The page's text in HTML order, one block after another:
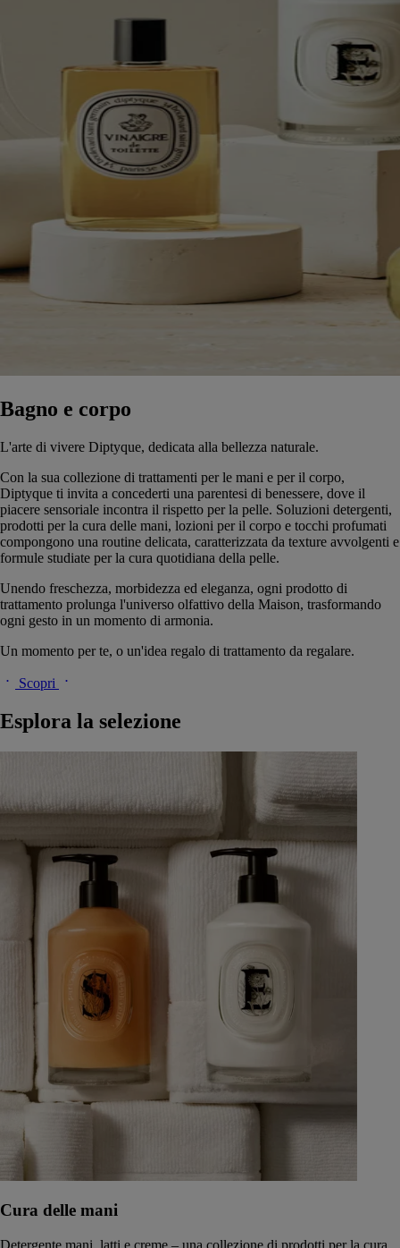
Bagno e corpo
L'arte di vivere Diptyque, dedicata alla bellezza naturale.
Con la sua collezione di trattamenti per le mani e per il corpo,
Diptyque ti invita a concederti una parentesi di benessere, dove il
piacere sensoriale incontra il rispetto per la pelle. Soluzioni detergenti,
prodotti per la cura delle mani, lozioni per il corpo e tocchi profumati
compongono una routine delicata, caratterizzata da texture avvolgenti e
formule studiate per la cura quotidiana della pelle.
Unendo freschezza, morbidezza ed eleganza, ogni prodotto di
trattamento prolunga l'universo olfattivo della Maison, trasformando
ogni gesto in un momento di armonia.
Un momento per te, o un'idea regalo di trattamento da regalare.
Scopri
Esplora la selezione
Cura delle mani
Detergente mani, latti e creme – una collezione di prodotti per la cura